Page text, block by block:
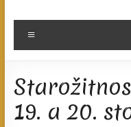
19. a 20.